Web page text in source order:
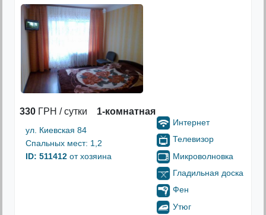
330 ГРН / сутки 1-комнатная
ул. Киевская 84
Спальных мест: 1,2
ID: 511412 от хозяина
Интернет
Телевизор
Микроволновка
Гладильная доска
Фен
Утюг